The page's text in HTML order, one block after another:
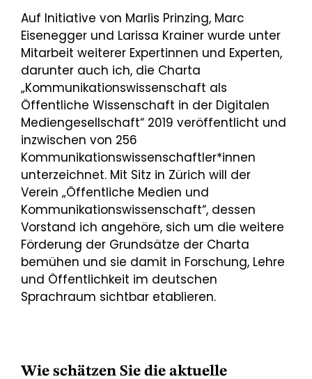
Auf Initiative von Marlis Prinzing, Marc
Eisenegger und Larissa Krainer wurde unter
Mitarbeit weiterer Expertinnen und Experten,
darunter auch ich, die Charta
„Kommunikationswissenschaft als
Öffentliche Wissenschaft in der Digitalen
Mediengesellschaft“ 2019 veröffentlicht und
inzwischen von 256
Kommunikationswissenschaftler*innen
unterzeichnet. Mit Sitz in Zürich will der
Verein „Öffentliche Medien und
Kommunikationswissenschaft“, dessen
Vorstand ich angehöre, sich um die weitere
Förderung der Grundsätze der Charta
bemühen und sie damit in Forschung, Lehre
und Öffentlichkeit im deutschen
Sprachraum sichtbar etablieren.
Wie schätzen Sie die aktuelle